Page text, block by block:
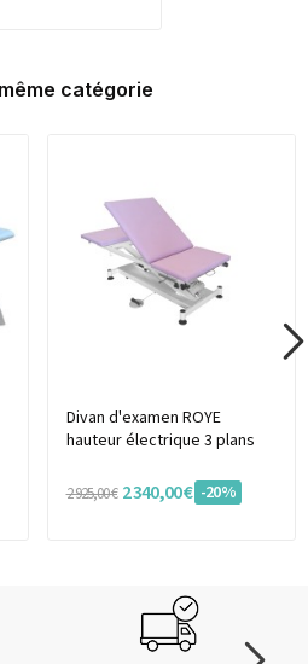
catégorie
Divan d'examen ROYE
hauteur électrique 3 plans
2 925,00 € 2 340,00 € -20%